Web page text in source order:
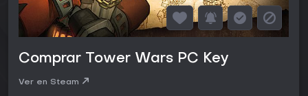
Comprar Tower Wars PC Key
Ver en Steam